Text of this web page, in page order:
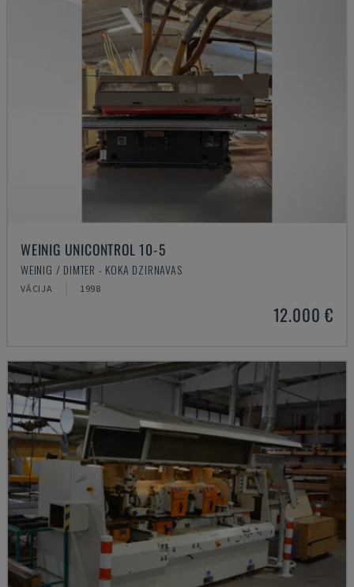
WEINIG UNICONTROL 10-5
WEINIG / DIMTER - KOKA DZIRNAVAS
VĀCIJA 1998
12.000 €